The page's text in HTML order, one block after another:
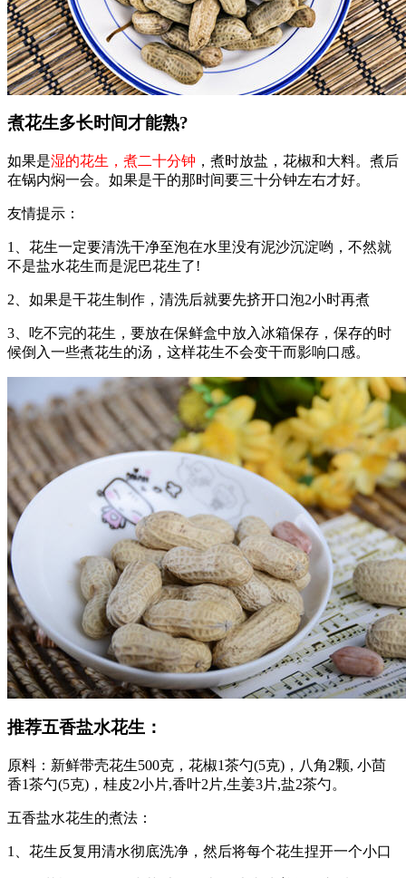
煮花生多长时间才能熟?
如果是湿的花生，煮二十分钟 ，煮时放盐，花椒和大料。煮后
在锅内焖一会。如果是干的那时间要三十分钟左右才好。
友情提示：
1、花生一定要清洗干净至泡在水里没有泥沙沉淀哟，不然就
不是盐水花生而是泥巴花生了!
2、如果是干花生制作，清洗后就要先挤开口泡2小时再煮
3、吃不完的花生，要放在保鲜盒中放入冰箱保存，保存的时
候倒入一些煮花生的汤，这样花生不会变干而影响口感。
推荐五香盐水花生：
原料：新鲜带壳花生500克，花椒1茶勺(5克)，八角2颗, 小茴
香1茶勺(5克)，桂皮2小片,香叶2片,生姜3片,盐2茶勺。
五香盐水花生的煮法：
1、花生反复用清水彻底洗净，然后将每个花生捏开一个小口